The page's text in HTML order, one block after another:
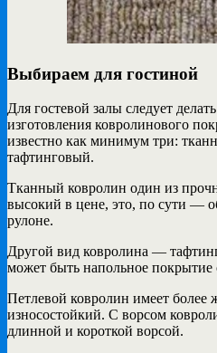
Выбираем для гостиной
Для гостевой залы следует
изготовления ковролинового
известно как минимум три:
тафтинговый.
Тканный ковролин один из
высокий в цене, это, по сути —
рулоне.
Другой вид ковролина —
может быть напольное покрытие
Петлевой ковролин имеет более
износостойкий. С ворсом
длинной и короткой ворсой.